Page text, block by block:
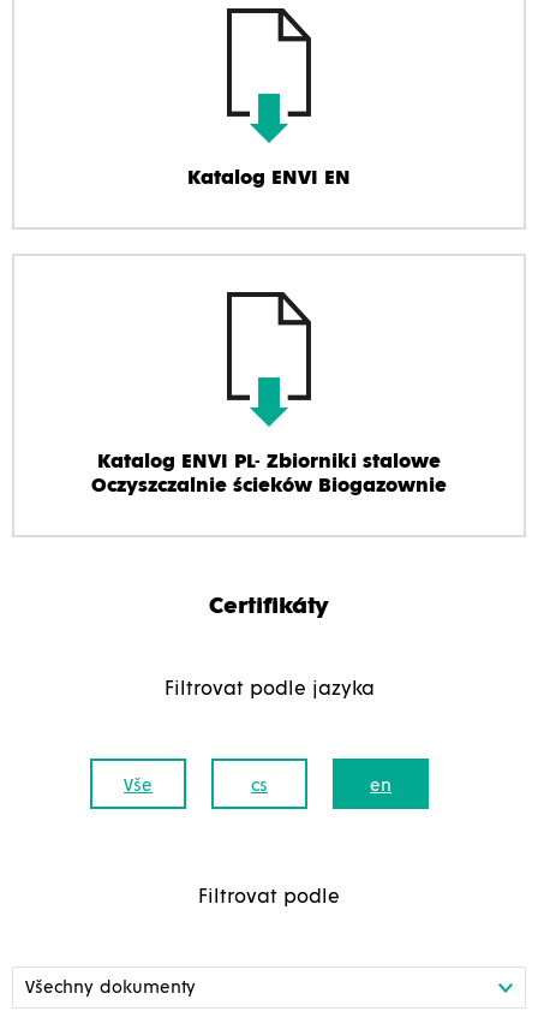
Katalog ENVI EN
Katalog ENVI PL- Zbiorniki stalowe
Oczyszczalnie ścieków Biogazownie
Certifikáty
Filtrovat podle jazyka
Vše cs en
Filtrovat podle